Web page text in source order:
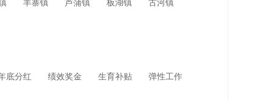
底分红 绩效奖金 生育补贴
弹性工作